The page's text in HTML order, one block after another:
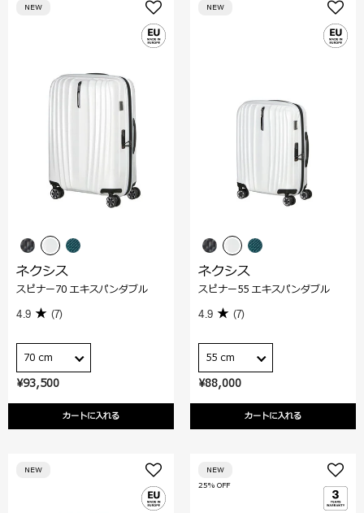
¥93,500
カートに入れる
NEW
ネクシス
スピナー70 エキスパンダブル
4.9 (7)
70 cm
¥88,000
カートに入れる
NEW
ネクシス
スピナー55 エキスパンダブル
4.9 (7)
55 cm
NEW
25% OFF
NEW